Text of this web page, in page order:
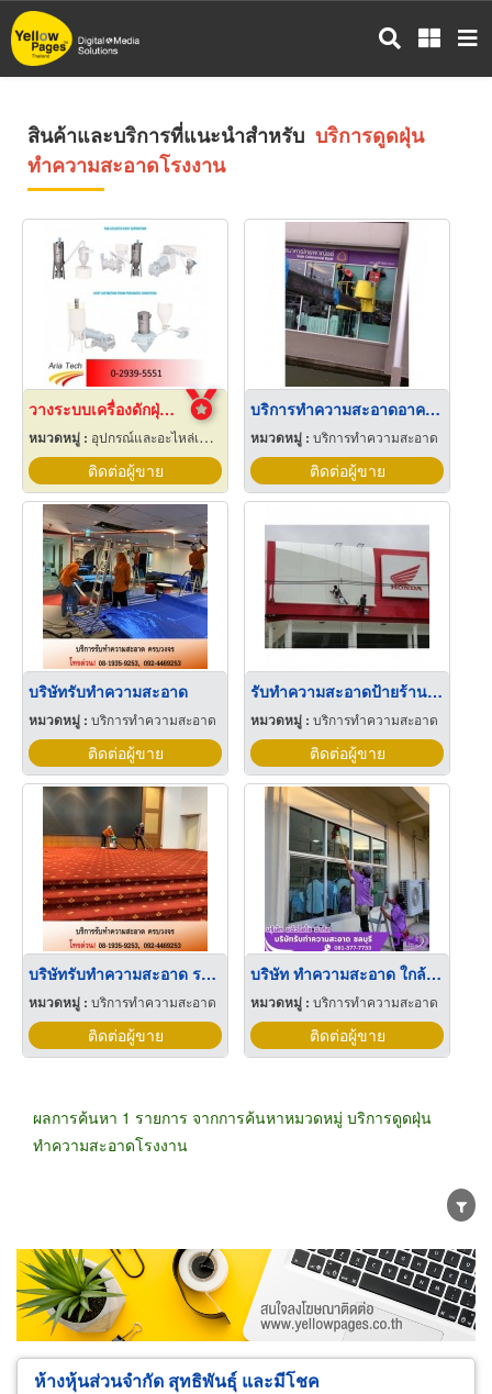
ข้าม
ไป
สินค้าและบริการที่แนะนำสำหรับ บริการดูดฝุ่น
ทำความสะอาดโรงงาน
วางระบบเครื่องดักฝุ่นโรงงาน
หมวดหมู่ : อุปกรณ์และอะไหล่เครื่องลำเลียงวัสดุ
ติดต่อผู้ขาย
บริการทำความสะอาดอาคารสำนักงาน
หมวดหมู่ :บริการทำความสะอาด
ติดต่อผู้ขาย
บริษัทรับทำความสะอาด
หมวดหมู่ : บริการทำความสะอาด
ติดต่อผู้ขาย
รับทำความสะอาดป้ายร้าน, ป้ายทาวเวอร์
หมวดหมู่ :บริการทำความสะอาด
ติดต่อผู้ขาย
บริษัทรับทำความสะอาด ราคาถูก
หมวดหมู่ : บริการทำความสะอาด
ติดต่อผู้ขาย
บริษัท ทําความสะอาด ใกล้ฉัน
หมวดหมู่ :บริการทำความสะอาด
ติดต่อผู้ขาย
ผลการค้นหา 1 รายการ จากการค้นหาหมวดหมู่ บริการดูดฝุ่น
ทำความสะอาดโรงงาน
ขายส่ง ขายปลีก ผู้ผลิต
ตัวแทนจัดจำหน่าย
ผู้ส่งออก/นำเข้า
ธุรกิจบริการ
ห้างหุ้นส่วนจำกัด สุทธิพันธุ์ และมีโชค